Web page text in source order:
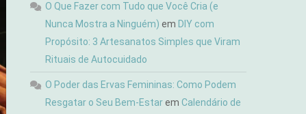
O Que Fazer com Tudo que Você Cria (e
Nunca Mostra a Ninguém) em DIY com
Propósito: 3 Artesanatos Simples que Viram
Rituais de Autocuidado
O Poder das Ervas Femininas: Como Podem
Resgatar o Seu Bem-EstaremCalendário de